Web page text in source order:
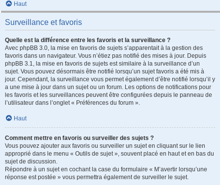
Haut
Surveillance et favoris
Quelle est la différence entre les favoris et la surveillance ?
Avec phpBB 3.0, la mise en favoris de sujets s’apparentait à la gestion des
favoris dans un navigateur. Vous n’étiez pas notifié des mises à jour. Depuis
phpBB 3.1, la mise en favoris de sujets est similaire à la surveillance d’un
sujet. Vous pouvez désormais être notifié lorsqu’un sujet favoris a été mis à
jour. Cependant, la surveillance vous permet également d’être notifié lorsqu’il y
a une mise à jour dans un sujet ou un forum. Les options de notifications pour
les favoris et les surveillances peuvent être configurées depuis le panneau de
l’utilisateur dans l’onglet « Préférences du forum ».
Haut
Comment mettre en favoris ou surveiller des sujets ?
Vous pouvez ajouter aux favoris ou surveiller un sujet en cliquant sur le lien
approprié dans le menu « Outils de sujet », souvent placé en haut et en bas du
sujet de discussion.
Répondre à un sujet en cochant la case du formulaire « M’avertir lorsqu’une
réponse est postée » vous permettra également de surveiller le sujet.